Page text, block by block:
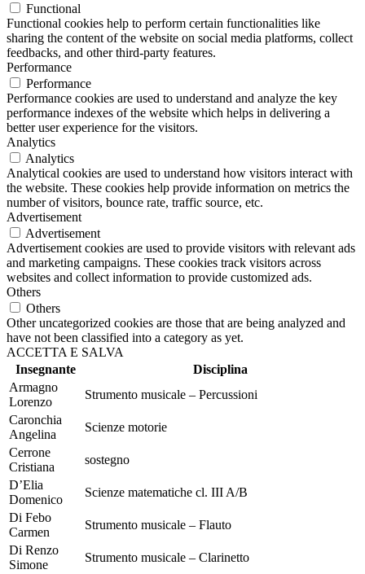
Functional
Functional cookies help to perform certain functionalities like
sharing the content of the website on social media platforms, collect
feedbacks, and other third-party features.
Performance
Performance
Performance cookies are used to understand and analyze the key
performance indexes of the website which helps in delivering a
better user experience for the visitors.
Analytics
Analytics
Analytical cookies are used to understand how visitors interact with
the website. These cookies help provide information on metrics the
number of visitors, bounce rate, traffic source, etc.
Advertisement
Advertisement
Advertisement cookies are used to provide visitors with relevant ads
and marketing campaigns. These cookies track visitors across
websites and collect information to provide customized ads.
Others
Others
Other uncategorized cookies are those that are being analyzed and
have not been classified into a category as yet.
ACCETTA E SALVA
Insegnante
Disciplina
Armagno
Lorenzo
Strumento musicale – Percussioni
Caronchia
Angelina
Scienze motorie
Cerrone
Cristiana
sostegno
D’Elia
Domenico
Scienze matematiche cl. III A/B
Di Febo
Carmen
Strumento musicale – Flauto
Di Renzo
Simone
Strumento musicale – Clarinetto